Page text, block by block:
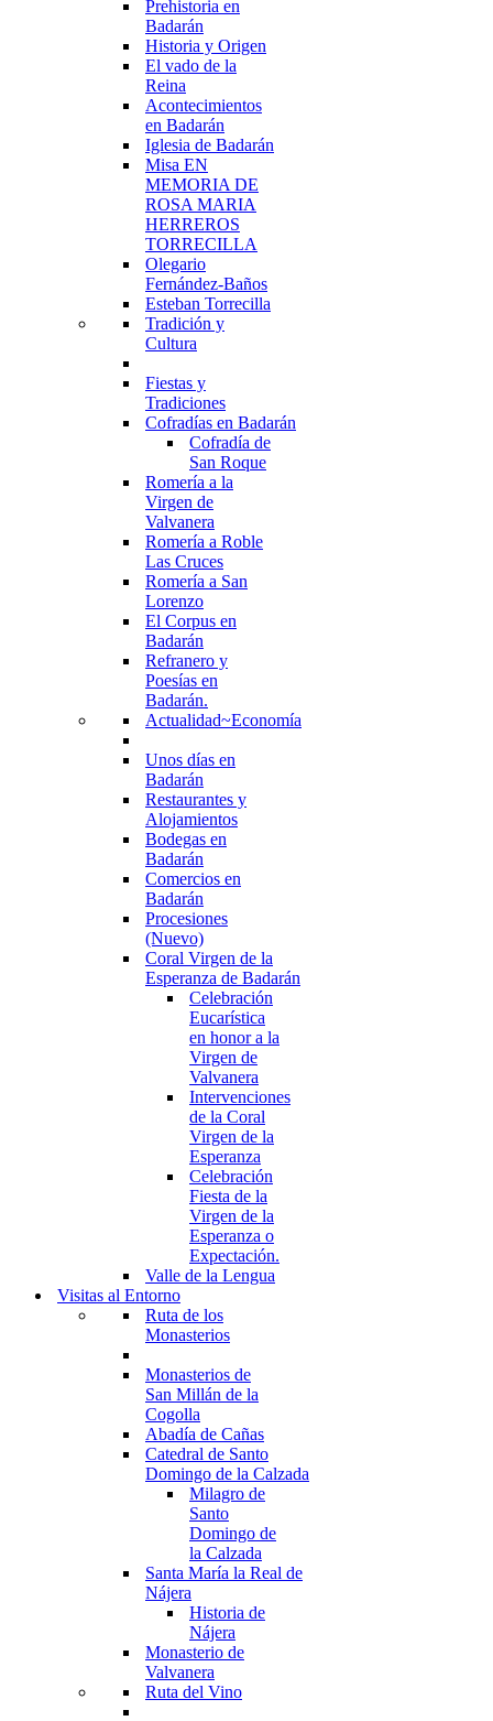
Prehistoria en
Badarán
Historia y Origen
El vado de la
Reina
Acontecimientos
en Badarán
Iglesia de Badarán
Misa EN
MEMORIA DE
ROSA MARIA
HERREROS
TORRECILLA
Olegario
Fernández-Baños
Esteban Torrecilla
Tradición y
Cultura
Fiestas y
Tradiciones
Cofradías en Badarán
Cofradía de
San Roque
Romería a la
Virgen de
Valvanera
Romería a Roble
Las Cruces
Romería a San
Lorenzo
El Corpus en
Badarán
Refranero y
Poesías en
Badarán.
Actualidad~Economía
Unos días en
Badarán
Restaurantes y
Alojamientos
Bodegas en
Badarán
Comercios en
Badarán
Procesiones
(Nuevo)
Coral Virgen de la
Esperanza de Badarán
Celebración
Eucarística
en honor a la
Virgen de
Valvanera
Intervenciones
de la Coral
Virgen de la
Esperanza
Celebración
Fiesta de la
Virgen de la
Esperanza o
Expectación.
Valle de la Lengua
Visitas al Entorno
Ruta de los
Monasterios
Monasterios de
San Millán de la
Cogolla
Abadía de Cañas
Catedral de Santo
Domingo de la Calzada
Milagro de
Santo
Domingo de
la Calzada
Santa María la Real de
Nájera
Historia de
Nájera
Monasterio de
Valvanera
Ruta del Vino